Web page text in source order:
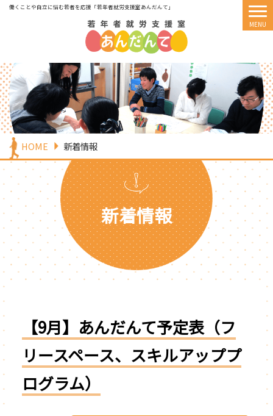
働くことや自立に悩む若者を応援 「若年者就労支援室あんだんて」
HOME 新着情報
新着情報
【9月】あんだんて予定表（フ
リースペース、スキルアッププ
ログラム）